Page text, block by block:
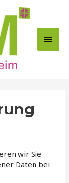
wir Sie
Daten bei